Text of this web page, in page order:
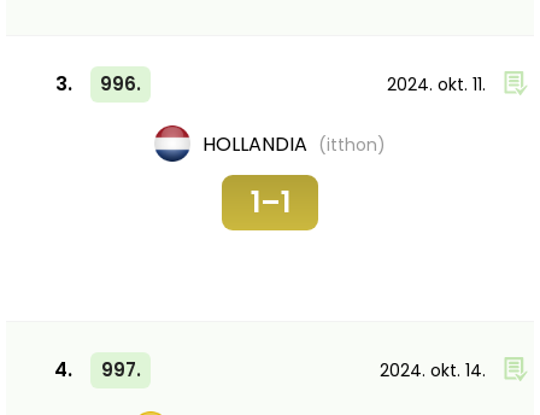
3. 996. 2024. okt. 11.
HOLLANDIA (itthon)
1–1
4. 997. 2024. okt. 14.